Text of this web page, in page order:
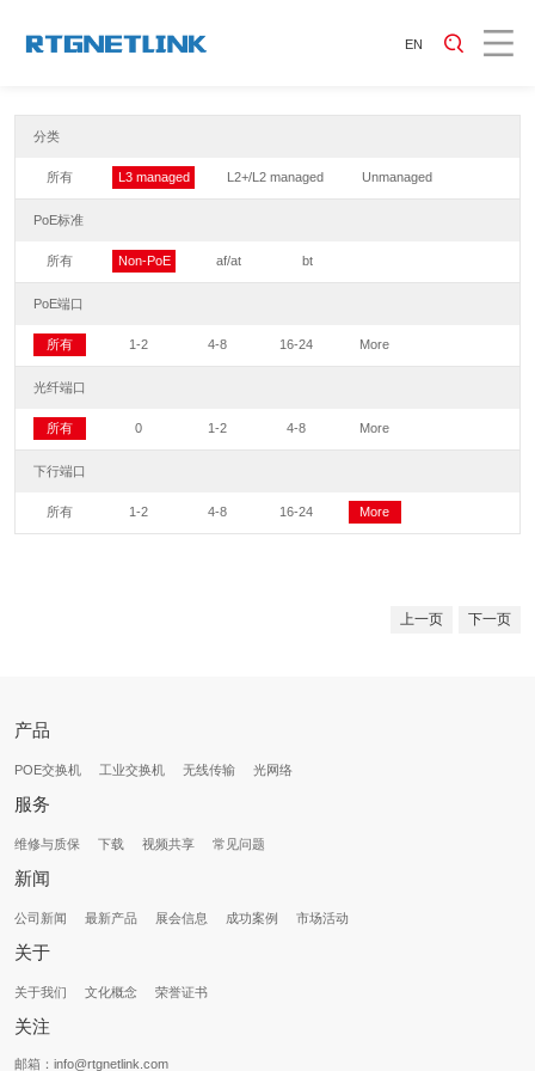
EN
分类
所有 L3 managed L2+/L2 managed Unmanaged
PoE标准
所有 Non-PoE af/at bt
PoE端口
所有 1-2 4-8 16-24 More
光纤端口
所有 0 1-2 4-8 More
下行端口
所有 1-2 4-8 16-24 More
上一页 下一页
产品
POE交换机 工业交换机 无线传输 光网络
服务
维修与质保 下载 视频共享 常见问题
新闻
公司新闻 最新产品 展会信息 成功案例 市场活动
关于
关于我们 文化概念 荣誉证书
关注
邮箱：info@rtgnetlink.com